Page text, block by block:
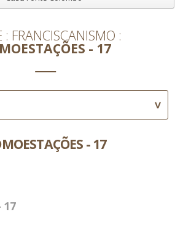
FRANCISCANISMO
- 17
- 17
17